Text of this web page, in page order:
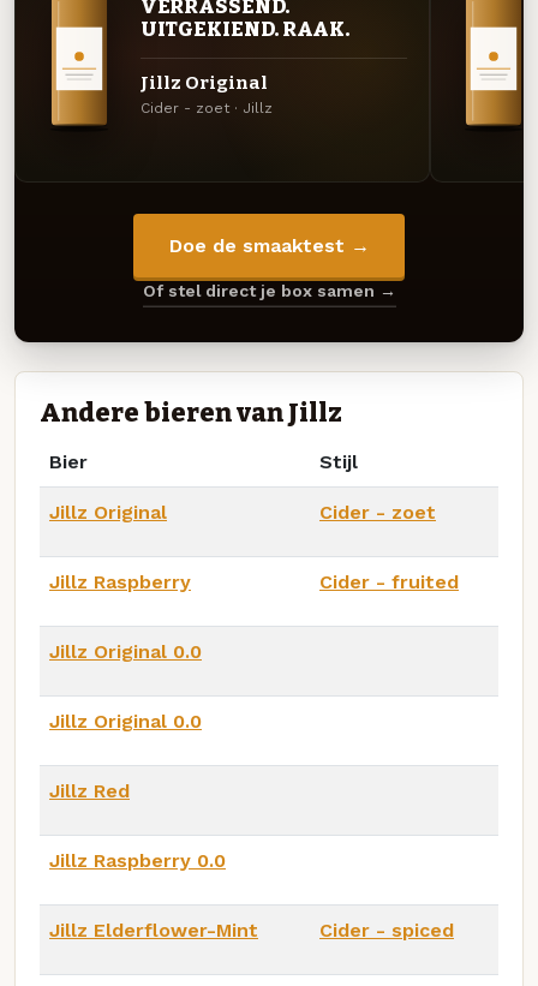
VERRASSEND.
UITGEKIEND. RAAK.
Jillz Original
Cider - zoet · Jillz
Doe de smaaktest →
Of stel direct je box samen →
Andere bieren van Jillz
Bier Stijl
Jillz Original Cider - zoet
Jillz Raspberry Cider - fruited
Jillz Original 0.0
Jillz Original 0.0
Jillz Red
Jillz Raspberry 0.0
Jillz Elderflower-Mint Cider - spiced